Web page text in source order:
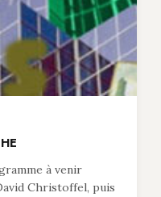
à venir
Christoffel, puis